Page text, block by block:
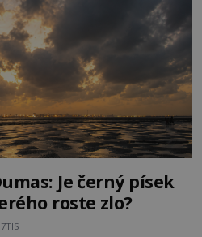
loď
Je černý písek
roste zlo?